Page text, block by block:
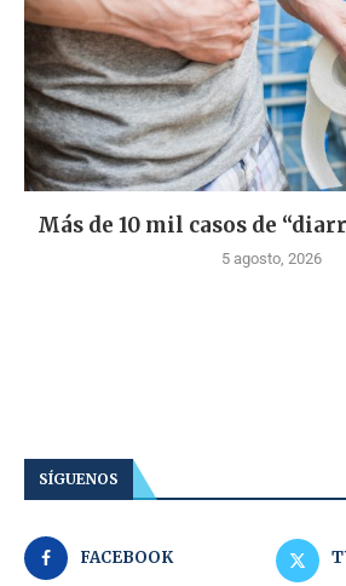
Más de 10 mil casos de
5 agosto, 2026
SÍGUENOS
FACEBOOK